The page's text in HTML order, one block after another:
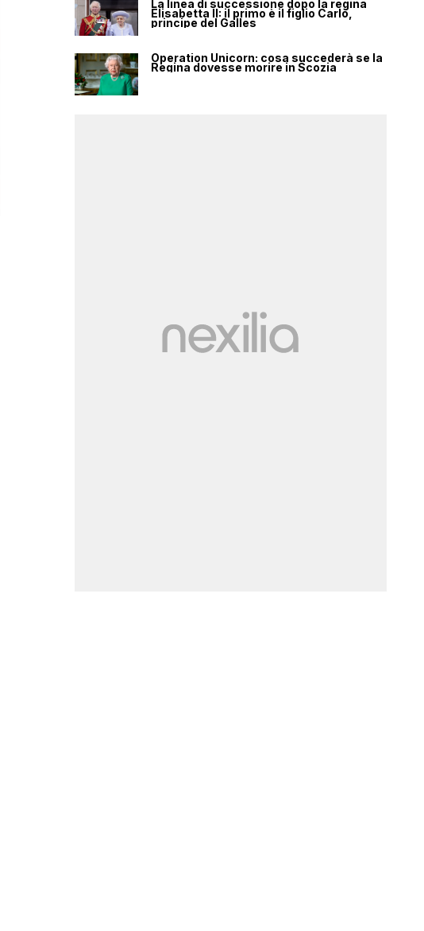
La linea di successione dopo la regina
Elisabetta II: il primo è il figlio Carlo,
principe del Galles
Operation Unicorn: cosa succederà se la
Regina dovesse morire in Scozia